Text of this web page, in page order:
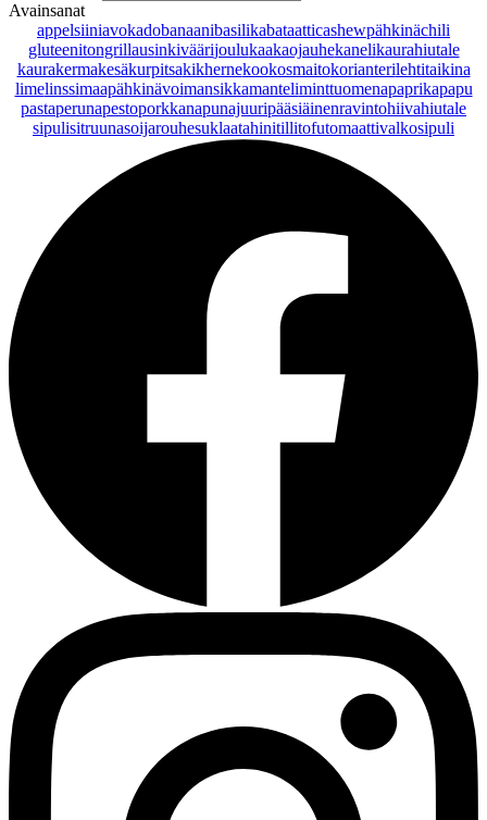
Avainsanat
appelsiiniavokadobanaanibasilikabataatticashewpähkinächili
gluteenitongrillausinkiväärijoulukaakaojauhekanelikaurahiutale
kaurakermakesäkurpitsakikhernekookosmaitokorianterilehtitaikina
limelinssimaapähkinävoimansikkamanteliminttuomenapaprikapapu
pastaperunapestoporkkanapunajuuripääsiäinenravintohiivahiutale
sipulisitruunasoijarouhesuklaatahinitillitofutomaattivalkosipuli